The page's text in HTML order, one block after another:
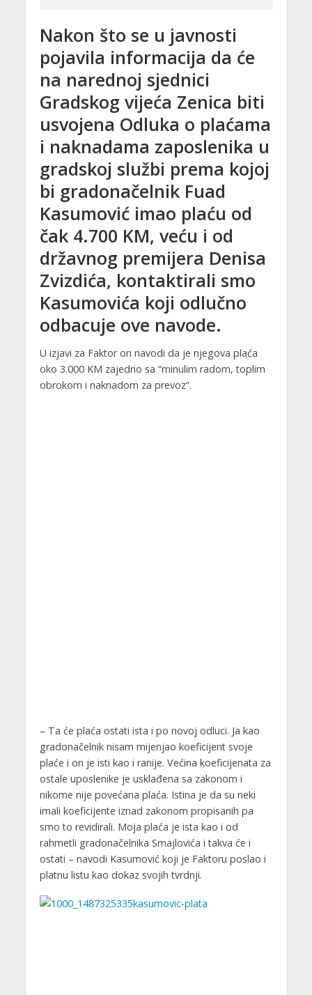
Nakon što se u javnosti
pojavila informacija da će
na narednoj sjednici
Gradskog vijeća Zenica biti
usvojena Odluka o plaćama
i naknadama zaposlenika u
gradskoj službi prema kojoj
bi gradonačelnik Fuad
Kasumović imao plaću od
čak 4.700 KM, veću i od
državnog premijera Denisa
Zvizdića, kontaktirali smo
Kasumovića koji odlučno
odbacuje ove navode.
U izjavi za Faktor on navodi da je njegova plaća
oko 3.000 KM zajedno sa “minulim radom, toplim
obrokom i naknadom za prevoz“.
– Ta će plaća ostati ista i po novoj odluci. Ja kao
gradonačelnik nisam mijenjao koeficijent svoje
plaće i on je isti kao i ranije. Većina koeficijenata za
ostale uposlenike je usklađena sa zakonom i
nikome nije povećana plaća. Istina je da su neki
imali koeficijente iznad zakonom propisanih pa
smo to revidirali. Moja plaća je ista kao i od
rahmetli gradonačelnika Smajlovića i takva će i
ostati – navodi Kasumović koji je Faktoru poslao i
platnu listu kao dokaz svojih tvrdnji.